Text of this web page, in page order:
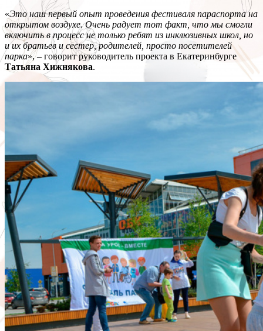
«Это наш первый опыт проведения фестиваля параспорта на
открытом воздухе. Очень радует тот факт, что мы смогли
включить в процесс не только ребят из инклюзивных школ, но
и их братьев и сестер, родителей, просто посетителей
парка», – говорит руководитель проекта в Екатеринбурге
Татьяна Хижнякова.